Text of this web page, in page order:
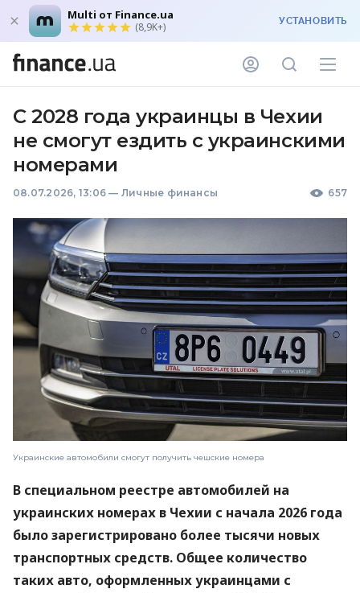
Multi от Finance.ua
(8,9K+) УСТАНОВИТЬ
С 2028 года украинцы в Чехии
не смогут ездить с украинскими
номерами
08.07.2026, 13:06 — Личные финансы 657
Украинские автомобили смогут получить чешские номера
В специальном реестре автомобилей на
украинских номерах в Чехии с начала 2026 года
было зарегистрировано более тысячи новых
транспортных средств. Общее количество
таких авто, оформленных украинцами с